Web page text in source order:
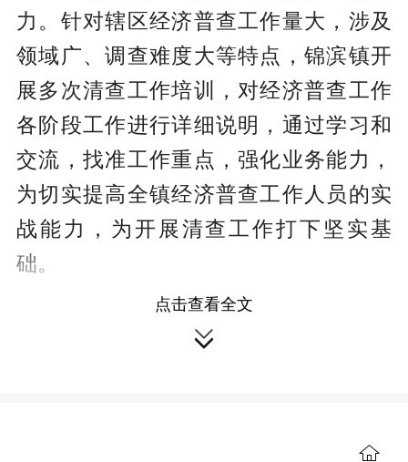
力。针对辖区经济普查工作量大，涉及
领域广、调查难度大等特点，锦滨镇开
展多次清查工作培训，对经济普查工作
各阶段工作进行详细说明，通过学习和
交流，找准工作重点，强化业务能力，
为切实提高全镇经济普查工作人员的实
战能力，为开展清查工作打下坚实基
础。
稳推进，开展“地毯式”清查工作。锦
滨镇根据网格化优势，仔细核查普查小
实”的原则，经济普查员在实地入户清查
点击查看全文
